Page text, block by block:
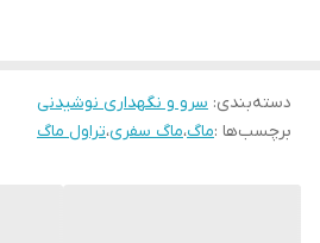
دسته‌بندی: سرو و نگهداری نوشیدنی
برچسب‌ها :ماگ،ماگ سفری،تراول ماگ